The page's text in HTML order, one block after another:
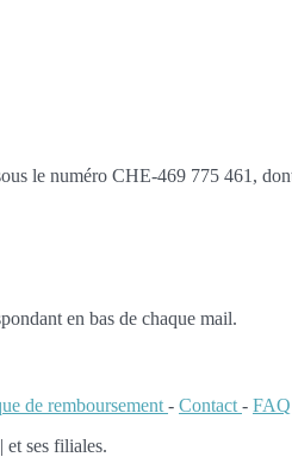
le numéro CHE-469 775 461,
en bas de chaque mail.
de remboursement - Contact - FAQ
ses filiales.